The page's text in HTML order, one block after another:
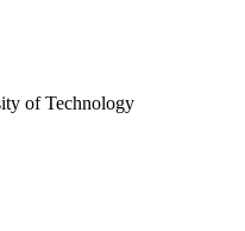
of Technology